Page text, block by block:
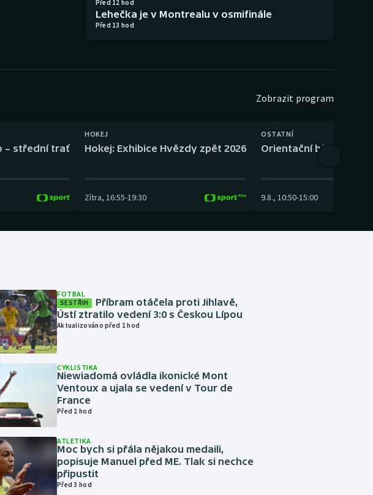
Před 12 hod
Lehečka je v Montrealu v osmifinále
Před 13 hod
Zobrazit program
– střední trať
HOKEJ
Hokej: Exhibice Hvězdy zpět 2026
Zítra, 16:55-19:30
OSTATNÍ
Orientační běh: SP
9.8., 10:50-15:00
FOTBAL
SESTŘIH
Příbram otáčela proti Jihlavě,
Ústí ztratilo vedení 3:0 s Českou Lípou
Aktualizováno před 1 hod
CYKLISTIKA
Niewiadomá ovládla ikonické Mont
Ventoux a ujala se vedení v Tour de
France
Před 2 hod
ATLETIKA
Moc bych si přála nějakou medaili,
popisuje Manuel před ME. Tlak si nechce
připustit
Před 3 hod